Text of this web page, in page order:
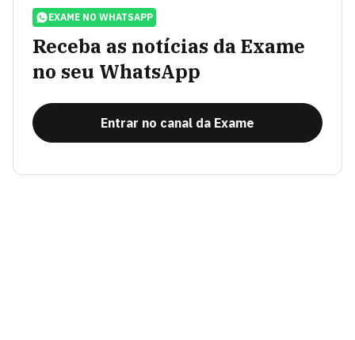
EXAME NO WHATSAPP
Receba as notícias da Exame
no seu WhatsApp
Entrar no canal da Exame